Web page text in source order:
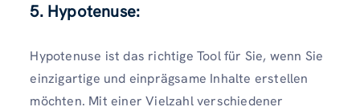
5. Hypotenuse:
Hypotenuse ist das richtige Tool für Sie, wenn Sie
einzigartige und einprägsame Inhalte erstellen
möchten. Mit einer Vielzahl verschiedener